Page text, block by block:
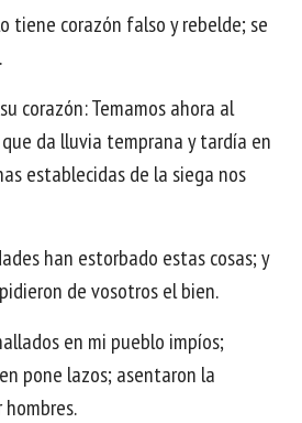
tiene corazón falso y rebelde; se
corazón: Temamos ahora al
que da lluvia temprana y tardía en
establecidas de la siega nos
han estorbado estas cosas; y
de vosotros el bien.
en mi pueblo impíos;
pone lazos; asentaron la